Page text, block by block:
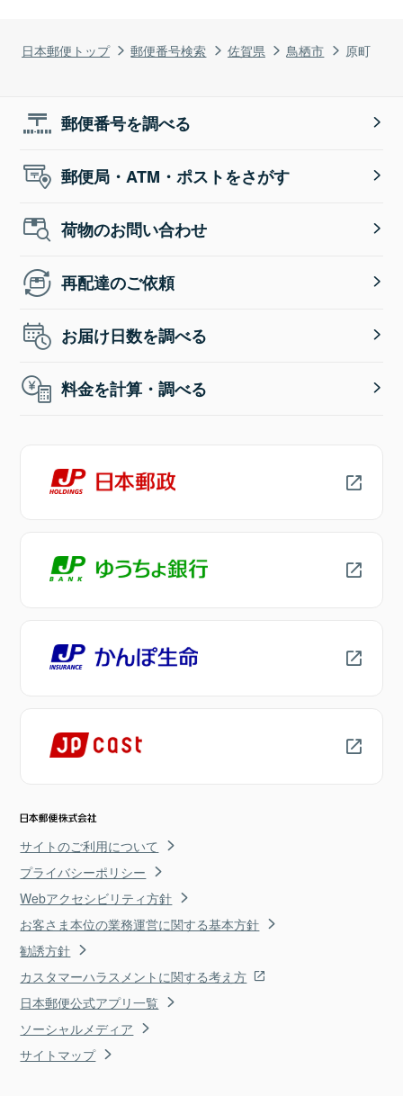
日本郵便トップ 郵便番号検索 佐賀県 鳥栖市 原町
郵便番号を調べる
郵便局・ATM・ポストをさがす
荷物のお問い合わせ
再配達のご依頼
お届け日数を調べる
料金を計算・調べる
サイトのご利用について
プライバシーポリシー
Webアクセシビリティ方針
お客さま本位の業務運営に関する基本方針
勧誘方針
カスタマーハラスメントに関する考え方
日本郵便公式アプリ一覧
ソーシャルメディア
サイトマップ